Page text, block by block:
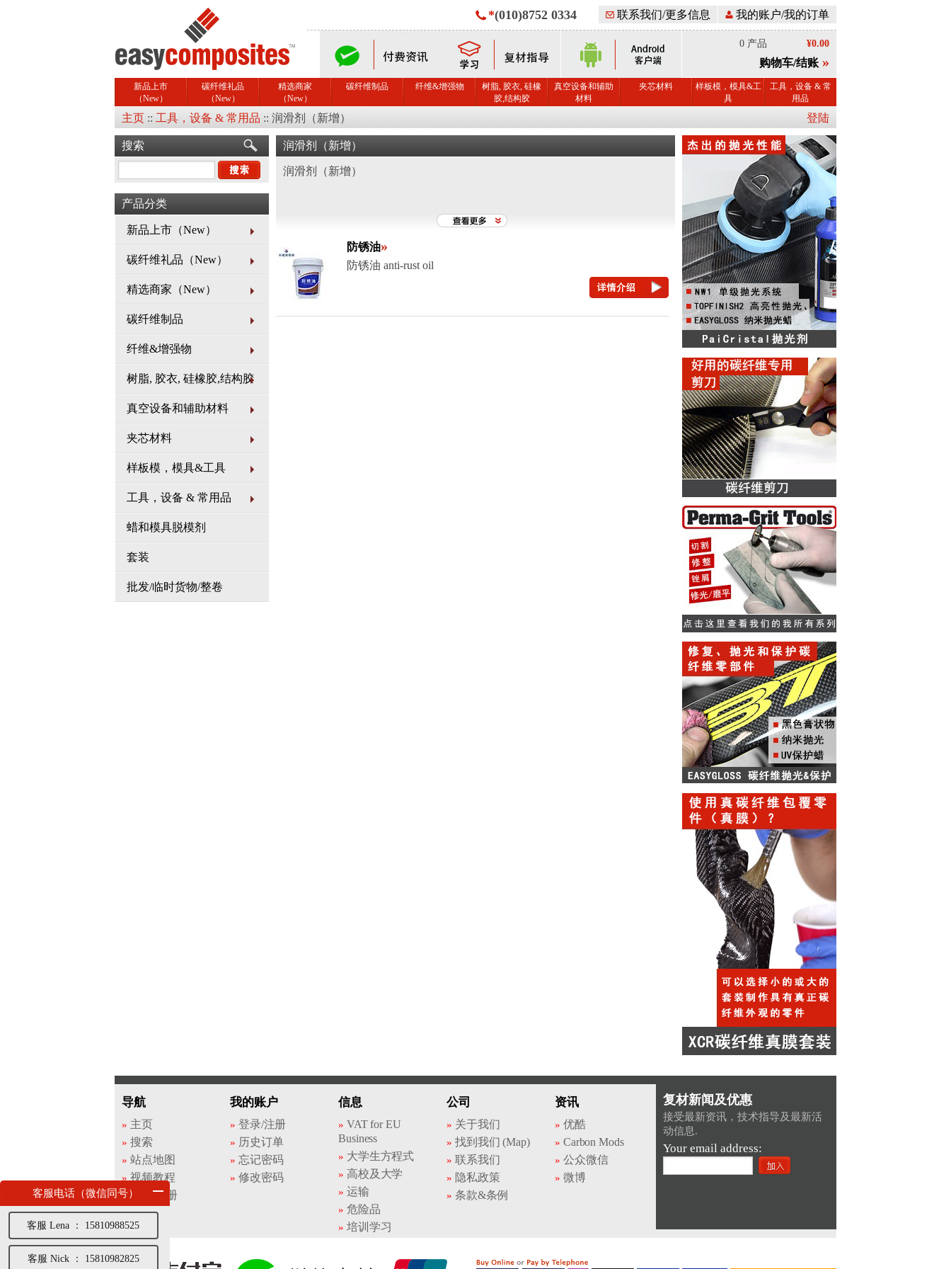
我的账户/我的订单
联系我们/更多信息
*(010)8752 0334
0 产品 ¥0.00
购物车/结账 »
新品上市
（New）
碳纤维礼品
（New）
精选商家
（New）
碳纤维制品 纤维&增强物
树脂, 胶衣, 硅橡
胶,结构胶
真空设备和辅助
材料
夹芯材料
样板模，模具&工
具
工具，设备 & 常
用品
主页 :: 工具，设备 & 常用品 :: 润滑剂（新增） 登陆
搜索
产品分类
新品上市（New）
碳纤维礼品（New）
精选商家（New）
碳纤维制品
纤维&增强物
树脂, 胶衣, 硅橡胶,结构胶
真空设备和辅助材料
夹芯材料
样板模，模具&工具
工具，设备 & 常用品
蜡和模具脱模剂
套装
批发/临时货物/整卷
润滑剂（新增）
润滑剂（新增）
防锈油»
防锈油 anti-rust oil
导航
主页
搜索
站点地图
视频教程
登录/注册
我的账户
登录/注册
历史订单
忘记密码
修改密码
信息
VAT for EU
Business
大学生方程式
高校及大学
运输
危险品
培训学习
公司
关于我们
找到我们 (Map)
联系我们
隐私政策
条款&条例
资讯
优酷
Carbon Mods
公众微信
微博
复材新闻及优惠
接受最新资讯，技术指导及最新活
动信息.
Your email address:
客服电话（微信同号）
客服 Lena ： 15810988525
客服 Nick ： 15810982825